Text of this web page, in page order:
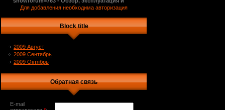
Для добавления необходима авторизация
Block title
2009 Август
2009 Сентябрь
2009 Октябрь
Обратная связь
E-mail